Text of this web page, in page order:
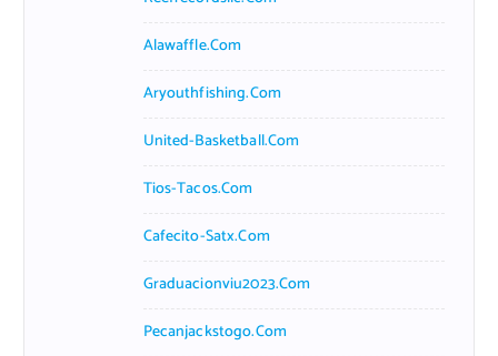
Alawaffle.com
Aryouthfishing.com
United-Basketball.com
Tios-Tacos.com
Cafecito-Satx.com
Graduacionviu2023.com
Pecanjackstogo.com